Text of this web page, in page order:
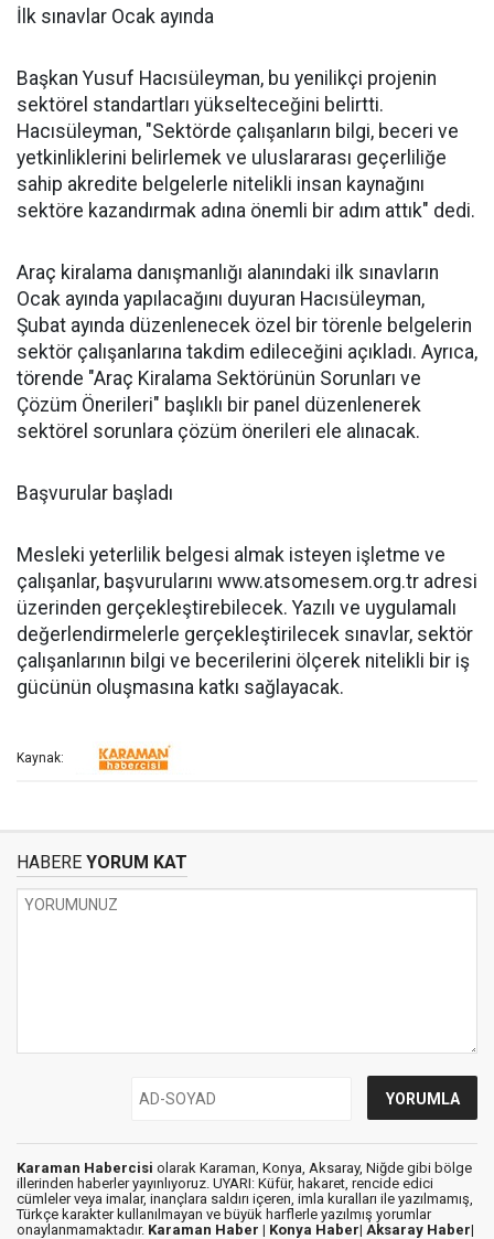
İlk sınavlar Ocak ayında
Başkan Yusuf Hacısüleyman, bu yenilikçi projenin
sektörel standartları yükselteceğini belirtti.
Hacısüleyman, "Sektörde çalışanların bilgi, beceri ve
yetkinliklerini belirlemek ve uluslararası geçerliliğe
sahip akredite belgelerle nitelikli insan kaynağını
sektöre kazandırmak adına önemli bir adım attık" dedi.
Araç kiralama danışmanlığı alanındaki ilk sınavların
Ocak ayında yapılacağını duyuran Hacısüleyman,
Şubat ayında düzenlenecek özel bir törenle belgelerin
sektör çalışanlarına takdim edileceğini açıkladı. Ayrıca,
törende "Araç Kiralama Sektörünün Sorunları ve
Çözüm Önerileri" başlıklı bir panel düzenlenerek
sektörel sorunlara çözüm önerileri ele alınacak.
Başvurular başladı
Mesleki yeterlilik belgesi almak isteyen işletme ve
çalışanlar, başvurularını www.atsomesem.org.tr adresi
üzerinden gerçekleştirebilecek. Yazılı ve uygulamalı
değerlendirmelerle gerçekleştirilecek sınavlar, sektör
çalışanlarının bilgi ve becerilerini ölçerek nitelikli bir iş
gücünün oluşmasına katkı sağlayacak.
Kaynak:
HABERE YORUM KAT
Karaman Habercisi olarak Karaman, Konya, Aksaray, Niğde gibi bölge
illerinden haberler yayınlıyoruz. UYARI: Küfür, hakaret, rencide edici
cümleler veya imalar, inançlara saldırı içeren, imla kuralları ile yazılmamış,
Türkçe karakter kullanılmayan ve büyük harflerle yazılmış yorumlar
onaylanmamaktadır. Karaman Haber | Konya Haber| Aksaray Haber|